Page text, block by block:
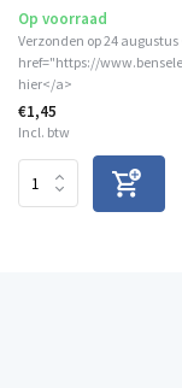
Op voorraad
Verzonden op 24 augustus
href="https://
hier</a>
€1,45
Incl. btw